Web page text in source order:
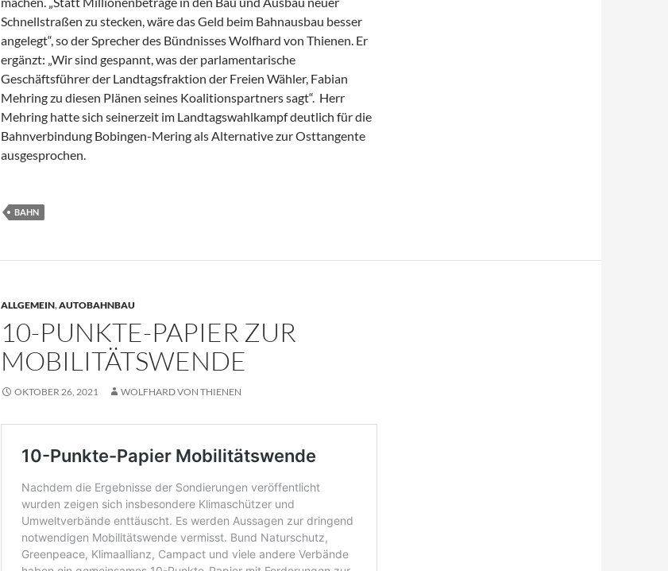
Schnellstraßen zu stecken, wäre das Geld beim Bahnausbau besser
angelegt“, so der Sprecher des Bündnisses Wolfhard von Thienen. Er
ergänzt: „Wir sind gespannt, was der parlamentarische
Geschäftsführer der Landtagsfraktion der Freien Wähler, Fabian
Mehring zu diesen Plänen seines Koalitionspartners sagt“. Herr
Mehring hatte sich seinerzeit im Landtagswahlkampf deutlich für die
Bahnverbindung Bobingen-Mering als Alternative zur Osttangente
ausgesprochen.
BAHN
ALLGEMEIN,AUTOBAHNBAU
10-PUNKTE-PAPIER ZUR
MOBILITÄTSWENDE
OKTOBER 26, 2021 WOLFHARD VON THIENEN